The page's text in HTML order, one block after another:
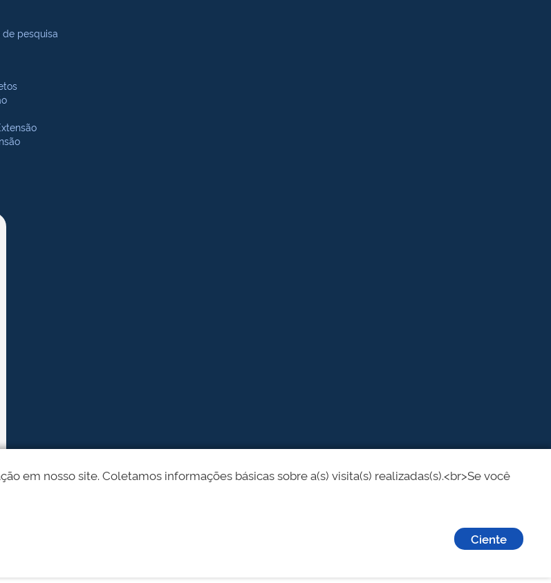
pesquisa
em nosso site. Coletamos informações básicas sobre a(s) visita(s) realizadas(s).<br>Se você
Ciente